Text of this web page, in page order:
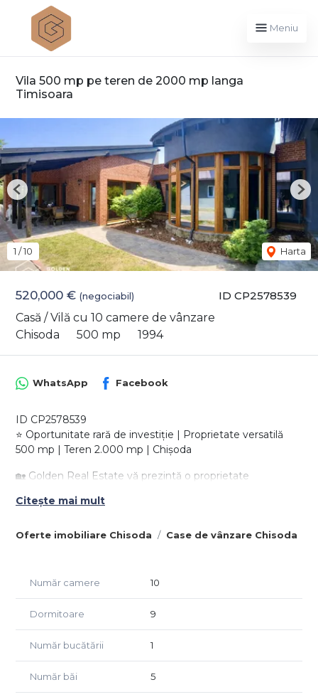
Meniu
Vila 500 mp pe teren de 2000 mp langa
Timisoara
ID CP2578539
520,000 € (negociabil)
Casă / Vilă cu 10 camere de vânzare
Chisoda
500 mp 1994
1 /10 Harta
Previous
Oferte imobiliare Chisoda Case de vânzare Chisoda
WhatsApp Facebook
ID CP2578539
⭐ Oportunitate rară de investiție | Proprietate versatilă
500 mp | Teren 2.000 mp | Chișoda
🏡 Golden Real Estate vă prezintă o proprietate
într-o zonă cu vizibilitate excelentă și acces rapid către
Datorită suprafeței generoase și compartimentării
inteligente, imobilul poate deveni locuință exclusivistă sau
un business de succes.
✨ Spațiu mare + poziționare strategică + curte generoasă
= investiție cu potențial real.
Citește mai mult
Număr camere 10
Dormitoare 9
Număr bucătării 1
Număr băi 5